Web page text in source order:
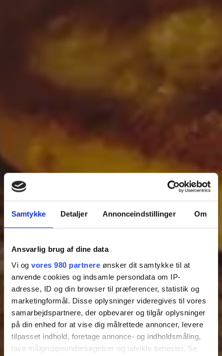
Samtykke Detaljer Annonceindstillinger Om
Ansvarlig brug af dine data
Vi og vores 980 partnere ønsker dit samtykke til at
anvende cookies og indsamle persondata om IP-
adresse, ID og din browser til præferencer, statistik og
marketingformål. Disse oplysninger videregives til vores
samarbejdspartnere, der opbevarer og tilgår oplysninger
på din enhed for at vise dig målrettede annoncer, levere
tilpasset indhold, foretage annonce- og indholdsmåling,
lave målgruppeundersøgelser og udvikle tjenester. Se